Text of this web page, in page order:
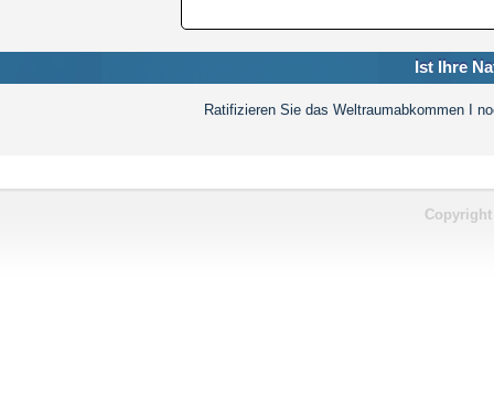
Ist Ihre
Ratifizieren Sie das Weltraumabkommen I
Copyright